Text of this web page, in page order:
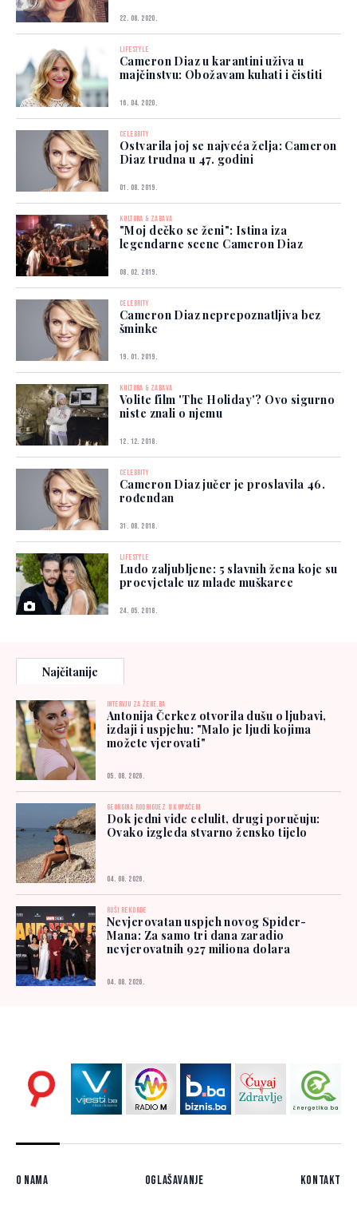
22. 08. 2020.
LIFESTYLE
Cameron Diaz u karantini uživa u
majčinstvu: Obožavam kuhati i čistiti
16. 04. 2020.
CELEBRITY
Ostvarila joj se najveća želja: Cameron
Diaz trudna u 47. godini
01. 08. 2019.
KULTURA & ZABAVA
"Moj dečko se ženi": Istina iza
legendarne scene Cameron Diaz
08. 02. 2019.
CELEBRITY
Cameron Diaz neprepoznatljiva bez
šminke
19. 01. 2019.
KULTURA & ZABAVA
Volite film 'The Holiday'? Ovo sigurno
niste znali o njemu
12. 12. 2018.
CELEBRITY
Cameron Diaz jučer je proslavila 46.
rođendan
31. 08. 2018.
LIFESTYLE
Ludo zaljubljene: 5 slavnih žena koje su
procvjetale uz mlađe muškarce
24. 05. 2018.
Najčitanije
INTERVJU ZA ŽENE.BA
Antonija Čerkez otvorila dušu o ljubavi,
izdaji i uspjehu: "Malo je ljudi kojima
možete vjerovati"
05. 08. 2026.
GEORGINA RODRIGUEZ U KUPAĆEM
Dok jedni vide celulit, drugi poručuju:
Ovako izgleda stvarno žensko tijelo
04. 08. 2026.
RUŠI REKORDE
Nevjerovatan uspjeh novog Spider-
Mana: Za samo tri dana zaradio
nevjerovatnih 927 miliona dolara
04. 08. 2026.
O nama Oglašavanje Kontakt